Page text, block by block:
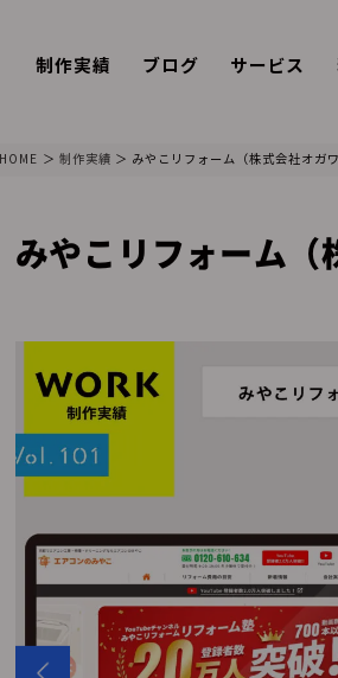
制作実績 ブログ サービス
HOME 制作実績 みやこリフォーム（株式会社オガ
みやこリフォーム（